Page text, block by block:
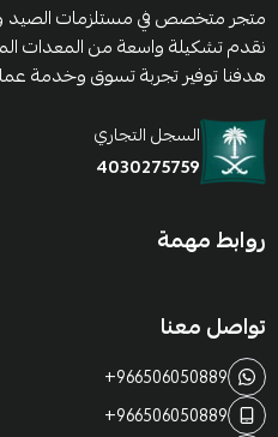
متجر متخصص في مستلزمات الصيد
نقدم تشكيلة واسعة من المعدات
هدفنا توفير تجربة تسوق وخدمة
السجل التجاري
4030275759
روابط مهمة
تواصل معنا
+966506050889
+966506050889